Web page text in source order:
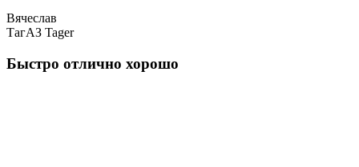
Вячеслав
ТагАЗ Tager
Быстро отлично хорошо